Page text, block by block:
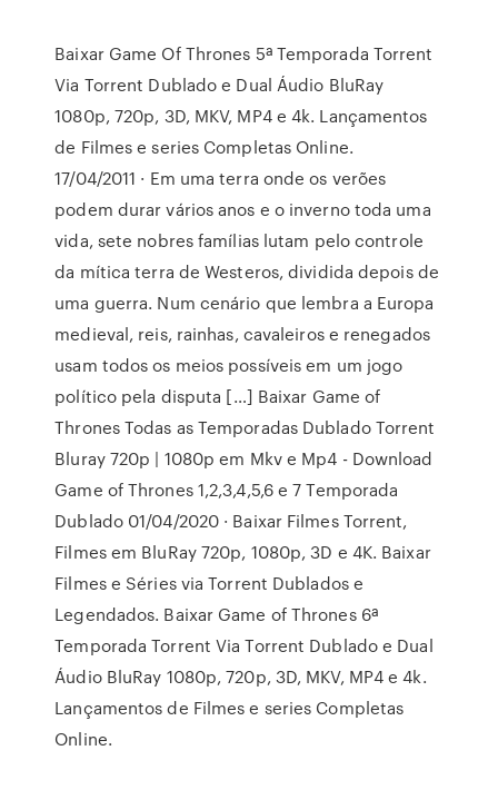
Baixar Game Of Thrones 5ª Temporada Torrent
Via Torrent Dublado e Dual Áudio BluRay
1080p, 720p, 3D, MKV, MP4 e 4k. Lançamentos
de Filmes e series Completas Online.
17/04/2011 · Em uma terra onde os verões
podem durar vários anos e o inverno toda uma
vida, sete nobres famílias lutam pelo controle
da mítica terra de Westeros, dividida depois de
uma guerra. Num cenário que lembra a Europa
medieval, reis, rainhas, cavaleiros e renegados
usam todos os meios possíveis em um jogo
político pela disputa […] Baixar Game of
Thrones Todas as Temporadas Dublado Torrent
Bluray 720p | 1080p em Mkv e Mp4 - Download
Game of Thrones 1,2,3,4,5,6 e 7 Temporada
Dublado 01/04/2020 · Baixar Filmes Torrent,
Filmes em BluRay 720p, 1080p, 3D e 4K. Baixar
Filmes e Séries via Torrent Dublados e
Legendados. Baixar Game of Thrones 6ª
Temporada Torrent Via Torrent Dublado e Dual
Áudio BluRay 1080p, 720p, 3D, MKV, MP4 e 4k.
Lançamentos de Filmes e series Completas
Online.